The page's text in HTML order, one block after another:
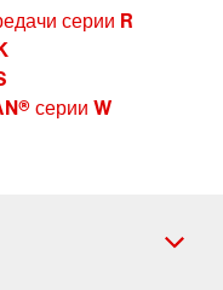
серии R
серии W